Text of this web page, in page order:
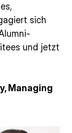
sich
und jetzt
Managing